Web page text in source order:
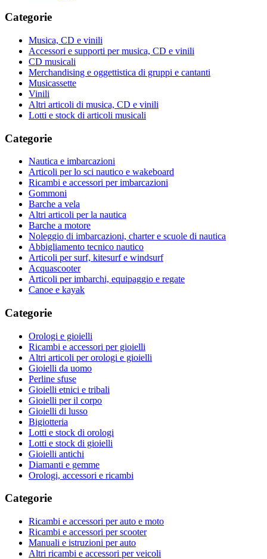
Categorie
Musica, CD e vinili
Accessori e supporti per musica, CD e vinili
CD musicali
Merchandising e oggettistica di gruppi e cantanti
Musicassette
Vinili
Altri articoli di musica, CD e vinili
Lotti e stock di articoli musicali
Categorie
Nautica e imbarcazioni
Articoli per lo sci nautico e wakeboard
Ricambi e accessori per imbarcazioni
Gommoni
Barche a vela
Altri articoli per la nautica
Barche a motore
Noleggio di imbarcazioni, charter e scuole di nautica
Abbigliamento tecnico nautico
Articoli per surf, kitesurf e windsurf
Acquascooter
Articoli per imbarchi, equipaggio e regate
Canoe e kayak
Categorie
Orologi e gioielli
Ricambi e accessori per gioielli
Altri articoli per orologi e gioielli
Gioielli da uomo
Perline sfuse
Gioielli etnici e tribali
Gioielli per il corpo
Gioielli di lusso
Bigiotteria
Lotti e stock di orologi
Lotti e stock di gioielli
Gioielli antichi
Diamanti e gemme
Orologi, accessori e ricambi
Categorie
Ricambi e accessori per auto e moto
Ricambi e accessori per scooter
Manuali e istruzioni per auto
Altri ricambi e accessori per veicoli